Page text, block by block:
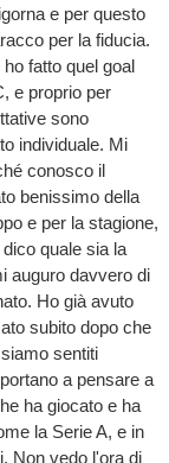
e per questo
per la fiducia.
fatto quel goal
e proprio per
sono
individuale. Mi
conosco il
benissimo della
e per la stagione,
quale sia la
auguro davvero di
Ho già avuto
subito dopo che
sentiti
a pensare a
ha giocato e ha
la Serie A, e in
Non vedo l'ora di